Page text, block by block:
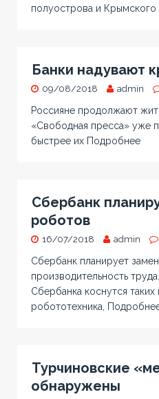
полуострова и
Банки надувают
09/08/2018 admin
Россияне продолжают
«Свободная пресса» уже
быстрее их Подробнее
Сбербанк
роботов
16/07/2018 admin
Сбербанк планирует
производительность
Сбербанка коснутся
робототехника,
Турчиновские
обнаружены